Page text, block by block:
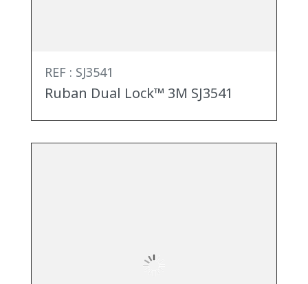
REF : SJ3541
Ruban Dual Lock™ 3M SJ3541